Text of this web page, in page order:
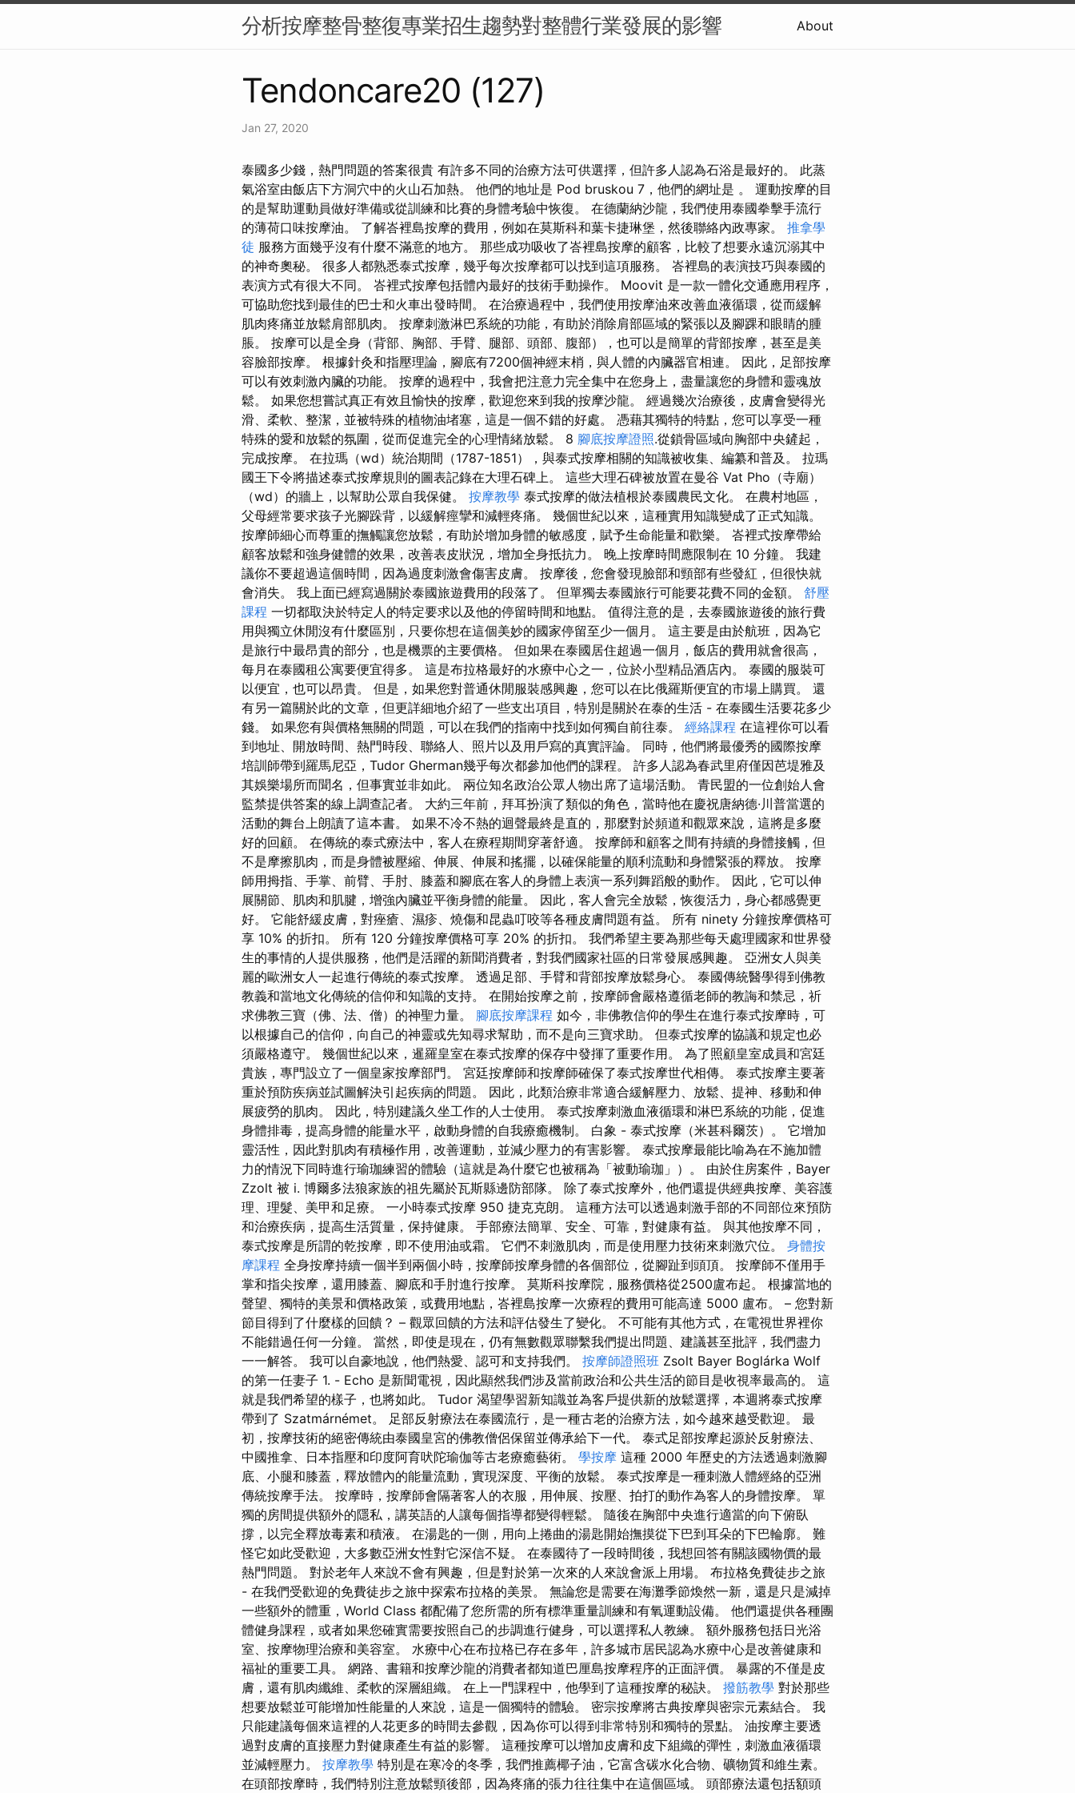
分析按摩整骨整復專業招生趨勢對整體行業發展的影響 About
Tendoncare20 (127)
Jan 27, 2020
泰國多少錢，熱門問題的答案很貴 有許多不同的治療方法可供選擇，但許多人認為石浴是最好的。 此蒸
氣浴室由飯店下方洞穴中的火山石加熱。 他們的地址是 Pod bruskou 7，他們的網址是 。 運動按摩的目
的是幫助運動員做好準備或從訓練和比賽的身體考驗中恢復。 在德蘭納沙龍，我們使用泰國拳擊手流行
的薄荷口味按摩油。 了解峇裡島按摩的費用，例如在莫斯科和葉卡捷琳堡，然後聯絡內政專家。 推拿學
徒 服務方面幾乎沒有什麼不滿意的地方。 那些成功吸收了峇裡島按摩的顧客，比較了想要永遠沉溺其中
的神奇奧秘。 很多人都熟悉泰式按摩，幾乎每次按摩都可以找到這項服務。 峇裡島的表演技巧與泰國的
表演方式有很大不同。 峇裡式按摩包括體內最好的技術手動操作。 Moovit 是一款一體化交通應用程序，
可協助您找到最佳的巴士和火車出發時間。 在治療過程中，我們使用按摩油來改善血液循環，從而緩解
肌肉疼痛並放鬆肩部肌肉。 按摩刺激淋巴系統的功能，有助於消除肩部區域的緊張以及腳踝和眼睛的腫
脹。 按摩可以是全身（背部、胸部、手臂、腿部、頭部、腹部），也可以是簡單的背部按摩，甚至是美
容臉部按摩。 根據針灸和指壓理論，腳底有7200個神經末梢，與人體的內臟器官相連。 因此，足部按摩
可以有效刺激內臟的功能。 按摩的過程中，我會把注意力完全集中在您身上，盡量讓您的身體和靈魂放
鬆。 如果您想嘗試真正有效且愉快的按摩，歡迎您來到我的按摩沙龍。 經過幾次治療後，皮膚會變得光
滑、柔軟、整潔，並被特殊的植物油堵塞，這是一個不錯的好處。 憑藉其獨特的特點，您可以享受一種
特殊的愛和放鬆的氛圍，從而促進完全的心理情緒放鬆。 8 腳底按摩證照.從鎖骨區域向胸部中央鏟起，
完成按摩。 在拉瑪（wd）統治期間（1787-1851），與泰式按摩相關的知識被收集、編纂和普及。 拉瑪
國王下令將描述泰式按摩規則的圖表記錄在大理石碑上。 這些大理石碑被放置在曼谷 Vat Pho（寺廟）
（wd）的牆上，以幫助公眾自我保健。 按摩教學 泰式按摩的做法植根於泰國農民文化。 在農村地區，
父母經常要求孩子光腳跺背，以緩解痙攣和減輕疼痛。 幾個世紀以來，這種實用知識變成了正式知識。
按摩師細心而尊重的撫觸讓您放鬆，有助於增加身體的敏感度，賦予生命能量和歡樂。 峇裡式按摩帶給
顧客放鬆和強身健體的效果，改善表皮狀況，增加全身抵抗力。 晚上按摩時間應限制在 10 分鐘。 我建
議你不要超過這個時間，因為過度刺激會傷害皮膚。 按摩後，您會發現臉部和頸部有些發紅，但很快就
會消失。 我上面已經寫過關於泰國旅遊費用的段落了。 但單獨去泰國旅行可能要花費不同的金額。 舒壓
課程 一切都取決於特定人的特定要求以及他的停留時間和地點。 值得注意的是，去泰國旅遊後的旅行費
用與獨立休閒沒有什麼區別，只要你想在這個美妙的國家停留至少一個月。 這主要是由於航班，因為它
是旅行中最昂貴的部分，也是機票的主要價格。 但如果在泰國居住超過一個月，飯店的費用就會很高，
每月在泰國租公寓要便宜得多。 這是布拉格最好的水療中心之一，位於小型精品酒店內。 泰國的服裝可
以便宜，也可以昂貴。 但是，如果您對普通休閒服裝感興趣，您可以在比俄羅斯便宜的市場上購買。 還
有另一篇關於此的文章，但更詳細地介紹了一些支出項目，特別是關於在泰的生活 - 在泰國生活要花多少
錢。 如果您有與價格無關的問題，可以在我們的指南中找到如何獨自前往泰。 經絡課程 在這裡你可以看
到地址、開放時間、熱門時段、聯絡人、照片以及用戶寫的真實評論。 同時，他們將最優秀的國際按摩
培訓師帶到羅馬尼亞，Tudor Gherman幾乎每次都參加他們的課程。 許多人認為春武里府僅因芭堤雅及
其娛樂場所而聞名，但事實並非如此。 兩位知名政治公眾人物出席了這場活動。 青民盟的一位創始人會
監禁提供答案的線上調查記者。 大約三年前，拜耳扮演了類似的角色，當時他在慶祝唐納德·川普當選的
活動的舞台上朗讀了這本書。 如果不冷不熱的迴聲最終是直的，那麼對於頻道和觀眾來說，這將是多麼
好的回顧。 在傳統的泰式療法中，客人在療程期間穿著舒適。 按摩師和顧客之間有持續的身體接觸，但
不是摩擦肌肉，而是身體被壓縮、伸展、伸展和搖擺，以確保能量的順利流動和身體緊張的釋放。 按摩
師用拇指、手掌、前臂、手肘、膝蓋和腳底在客人的身體上表演一系列舞蹈般的動作。 因此，它可以伸
展關節、肌肉和肌腱，增強內臟並平衡身體的能量。 因此，客人會完全放鬆，恢復活力，身心都感覺更
好。 它能舒緩皮膚，對痤瘡、濕疹、燒傷和昆蟲叮咬等各種皮膚問題有益。 所有 ninety 分鐘按摩價格可
享 10% 的折扣。 所有 120 分鐘按摩價格可享 20% 的折扣。 我們希望主要為那些每天處理國家和世界發
生的事情的人提供服務，他們是活躍的新聞消費者，對我們國家社區的日常發展感興趣。 亞洲女人與美
麗的歐洲女人一起進行傳統的泰式按摩。 透過足部、手臂和背部按摩放鬆身心。 泰國傳統醫學得到佛教
教義和當地文化傳統的信仰和知識的支持。 在開始按摩之前，按摩師會嚴格遵循老師的教誨和禁忌，祈
求佛教三寶（佛、法、僧）的神聖力量。 腳底按摩課程 如今，非佛教信仰的學生在進行泰式按摩時，可
以根據自己的信仰，向自己的神靈或先知尋求幫助，而不是向三寶求助。 但泰式按摩的協議和規定也必
須嚴格遵守。 幾個世紀以來，暹羅皇室在泰式按摩的保存中發揮了重要作用。 為了照顧皇室成員和宮廷
貴族，專門設立了一個皇家按摩部門。 宮廷按摩師和按摩師確保了泰式按摩世代相傳。 泰式按摩主要著
重於預防疾病並試圖解決引起疾病的問題。 因此，此類治療非常適合緩解壓力、放鬆、提神、移動和伸
展疲勞的肌肉。 因此，特別建議久坐工作的人士使用。 泰式按摩刺激血液循環和淋巴系統的功能，促進
身體排毒，提高身體的能量水平，啟動身體的自我療癒機制。 白象 - 泰式按摩（米甚科爾茨）。 它增加
靈活性，因此對肌肉有積極作用，改善運動，並減少壓力的有害影響。 泰式按摩最能比喻為在不施加體
力的情況下同時進行瑜珈練習的體驗（這就是為什麼它也被稱為「被動瑜珈」）。 由於住房案件，Bayer
Zzolt 被 i. 博爾多法狼家族的祖先屬於瓦斯縣邊防部隊。 除了泰式按摩外，他們還提供經典按摩、美容護
理、理髮、美甲和足療。 一小時泰式按摩 950 捷克克朗。 這種方法可以透過刺激手部的不同部位來預防
和治療疾病，提高生活質量，保持健康。 手部療法簡單、安全、可靠，對健康有益。 與其他按摩不同，
泰式按摩是所謂的乾按摩，即不使用油或霜。 它們不刺激肌肉，而是使用壓力技術來刺激穴位。 身體按
摩課程 全身按摩持續一個半到兩個小時，按摩師按摩身體的各個部位，從腳趾到頭頂。 按摩師不僅用手
掌和指尖按摩，還用膝蓋、腳底和手肘進行按摩。 莫斯科按摩院，服務價格從2500盧布起。 根據當地的
聲望、獨特的美景和價格政策，或費用地點，峇裡島按摩一次療程的費用可能高達 5000 盧布。 – 您對新
節目得到了什麼樣的回饋？ – 觀眾回饋的方法和評估發生了變化。 不可能有其他方式，在電視世界裡你
不能錯過任何一分鐘。 當然，即使是現在，仍有無數觀眾聯繫我們提出問題、建議甚至批評，我們盡力
一一解答。 我可以自豪地說，他們熱愛、認可和支持我們。 按摩師證照班 Zsolt Bayer Boglárka Wolf
的第一任妻子 1. - Echo 是新聞電視，因此顯然我們涉及當前政治和公共生活的節目是收視率最高的。 這
就是我們希望的樣子，也將如此。 Tudor 渴望學習新知識並為客戶提供新的放鬆選擇，本週將泰式按摩
帶到了 Szatmárnémet。 足部反射療法在泰國流行，是一種古老的治療方法，如今越來越受歡迎。 最
初，按摩技術的絕密傳統由泰國皇宮的佛教僧侶保留並傳承給下一代。 泰式足部按摩起源於反射療法、
中國推拿、日本指壓和印度阿育吠陀瑜伽等古老療癒藝術。 學按摩 這種 2000 年歷史的方法透過刺激腳
底、小腿和膝蓋，釋放體內的能量流動，實現深度、平衡的放鬆。 泰式按摩是一種刺激人體經絡的亞洲
傳統按摩手法。 按摩時，按摩師會隔著客人的衣服，用伸展、按壓、拍打的動作為客人的身體按摩。 單
獨的房間提供額外的隱私，講英語的人讓每個指導都變得輕鬆。 隨後在胸部中央進行適當的向下俯臥
撐，以完全釋放毒素和積液。 在湯匙的一側，用向上捲曲的湯匙開始撫摸從下巴到耳朵的下巴輪廓。 難
怪它如此受歡迎，大多數亞洲女性對它深信不疑。 在泰國待了一段時間後，我想回答有關該國物價的最
熱門問題。 對於老年人來說不會有興趣，但是對於第一次來的人來說會派上用場。 布拉格免費徒步之旅
- 在我們受歡迎的免費徒步之旅中探索布拉格的美景。 無論您是需要在海灘季節煥然一新，還是只是減掉
一些額外的體重，World Class 都配備了您所需的所有標準重量訓練和有氧運動設備。 他們還提供各種團
體健身課程，或者如果您確實需要按照自己的步調進行健身，可以選擇私人教練。 額外服務包括日光浴
室、按摩物理治療和美容室。 水療中心在布拉格已存在多年，許多城市居民認為水療中心是改善健康和
福祉的重要工具。 網路、書籍和按摩沙龍的消費者都知道巴厘島按摩程序的正面評價。 暴露的不僅是皮
膚，還有肌肉纖維、柔軟的深層組織。 在上一門課程中，他學到了這種按摩的秘訣。 撥筋教學 對於那些
想要放鬆並可能增加性能量的人來說，這是一個獨特的體驗。 密宗按摩將古典按摩與密宗元素結合。 我
只能建議每個來這裡的人花更多的時間去參觀，因為你可以得到非常特別和獨特的景點。 油按摩主要透
過對皮膚的直接壓力對健康產生有益的影響。 這種按摩可以增加皮膚和皮下組織的彈性，刺激血液循環
並減輕壓力。 按摩教學 特別是在寒冷的冬季，我們推薦椰子油，它富含碳水化合物、礦物質和維生素。
在頭部按摩時，我們特別注意放鬆頸後部，因為疼痛的張力往往集中在這個區域。 頭部療法還包括額頭